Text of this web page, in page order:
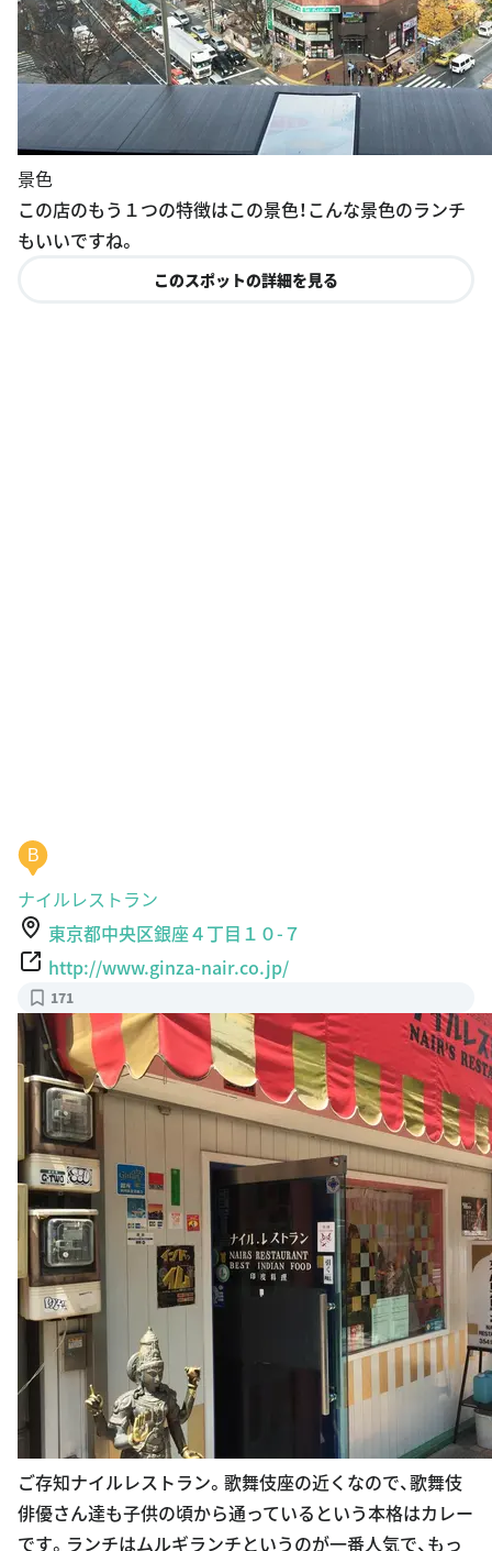
景色
この店のもう１つの特徴はこの景色！こんな景色のランチ
もいいですね。
このスポットの詳細を見る
B
ナイルレストラン
東京都中央区銀座４丁目１０-７
http://www.ginza-nair.co.jp/
171
ご存知ナイルレストラン。歌舞伎座の近くなので、歌舞伎
俳優さん達も子供の頃から通っているという本格はカレー
です。ランチはムルギランチというのが一番人気で、もっ